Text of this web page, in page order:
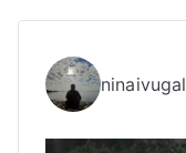
ninaivugal